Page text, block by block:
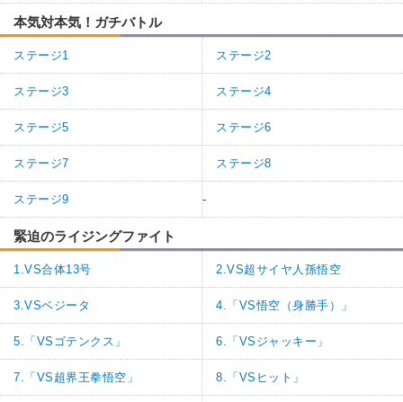
本気対本気！ガチバトル
ステージ1 ステージ2
ステージ3 ステージ4
ステージ5 ステージ6
ステージ7 ステージ8
ステージ9 -
緊迫のライジングファイト
1.VS合体13号 2.VS超サイヤ人孫悟空
3.VSベジータ 4.「VS悟空（身勝手）」
5.「VSゴテンクス」 6.「VSジャッキー」
7.「VS超界王拳悟空」 8.「VSヒット」